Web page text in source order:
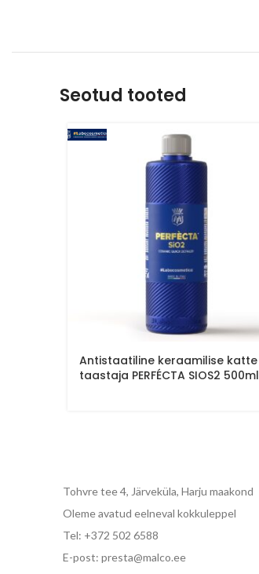
Seotud tooted
Antistaatiline keraamilise katte
taastaja PERFÉCTA SIOS2 500ml
Tohvre tee 4, Järveküla, Harju maakond
Oleme avatud eelneval kokkuleppel
Tel: +372 502 6588
E-post: presta@malco.ee